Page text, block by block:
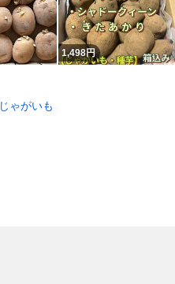
1,498円
じゃがいも